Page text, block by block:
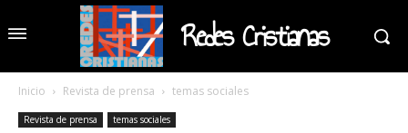
Redes Cristianas
Inicio Revista de prensa temas sociales
Revista de prensa temas sociales